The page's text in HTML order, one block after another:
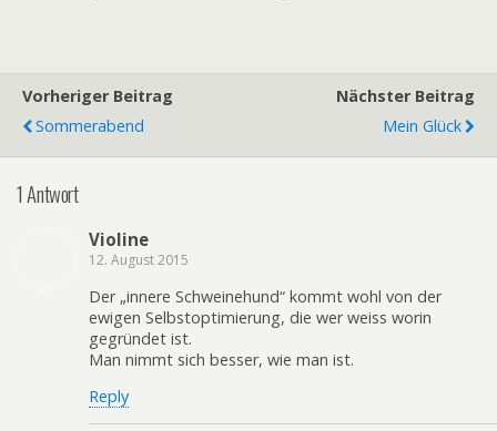
Vorheriger Beitrag
Sommerabend
Nächster Beitrag
Mein Glück
1 Antwort
Violine
12. August 2015
Der „innere Schweinehund“ kommt wohl von der
ewigen Selbstoptimierung, die wer weiss worin
gegründet ist.
Man nimmt sich besser, wie man ist.
Reply